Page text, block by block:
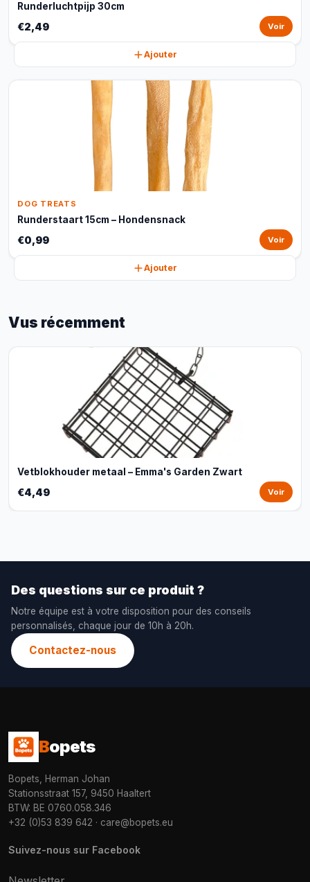
Runderluchtpijp 30cm
€2,49 Voir
Ajouter
DOG TREATS
Runderstaart 15cm – Hondensnack
€0,99 Voir
Ajouter
Vus récemment
Vetblokhouder metaal – Emma's Garden Zwart
€4,49 Voir
Des questions sur ce produit ?
Notre équipe est à votre disposition pour des conseils
personnalisés, chaque jour de 10h à 20h.
Contactez-nous
Bopets
Bopets, Herman Johan
Stationsstraat 157, 9450 Haaltert
BTW: BE 0760.058.346
+32 (0)53 839 642 · care@bopets.eu
Suivez-nous sur Facebook